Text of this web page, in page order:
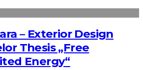
– Exterior Design
Thesis „Free
Energy“